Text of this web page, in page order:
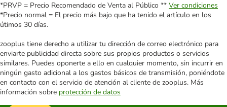
*PRVP = Precio Recomendado de Venta al Público ** Ver condiciones
*Precio normal = El precio más bajo que ha tenido el artículo en los
útimos 30 días.
zooplus tiene derecho a utilizar tu dirección de correo electrónico para
enviarte publicidad directa sobre sus propios productos o servicios
similares. Puedes oponerte a ello en cualquier momento, sin incurrir en
ningún gasto adicional a los gastos básicos de transmisión, poniéndote
en contacto con el servicio de atención al cliente de zooplus. Más
información sobre protección de datos